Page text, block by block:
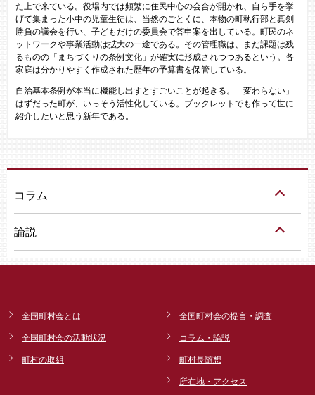
た上で来ている。役場内では頻繁に住民中心の会合が開かれ、自ら手を挙
げて集まった小中の児童生徒は、当然のごとくに、本物の町執行部と真剣
勝負の議会を行い、子どもだけの委員会で答申案を出している。町民のネ
ットワークや事業活動は拡大の一途である。その管理職は、まだ課題は残
るものの「まちづくりの条例文化」が確実に形成されつつあるという。各
家庭は分かりやすく作成された歴年の予算書を保管している。
自治基本条例が本当に機能し出すとすごいことが起きる。「変わらない」
はずだった町が、いっそう活性化している。ブックレットでも作って世に
紹介したいと思う新年である。
コラム
論説
全国町村会とは
全国町村会の活動状況
町村の取組
全国町村会の提言・調査
コラム・論説
町村長随想
所在地・アクセス